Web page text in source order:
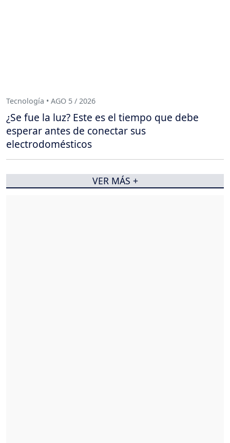
Tecnología • AGO 5 / 2026
¿Se fue la luz? Este es el tiempo que debe
esperar antes de conectar sus
electrodomésticos
VER MÁS +